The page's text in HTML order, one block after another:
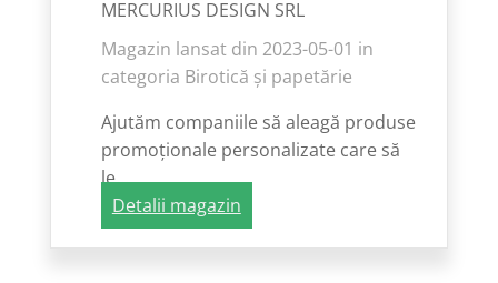
MERCURIUS DESIGN SRL
Magazin lansat din 2023-05-01 in
categoria Birotică și papetărie
Ajutăm companiile să aleagă produse
promoționale personalizate care să
le...
Detalii magazin